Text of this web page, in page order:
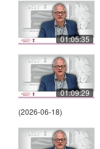
01:05:35
01:09:29
(2026-06-18)